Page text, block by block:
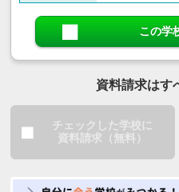
この学
資料請求はす
チェックした学校に
資料請求（無料）